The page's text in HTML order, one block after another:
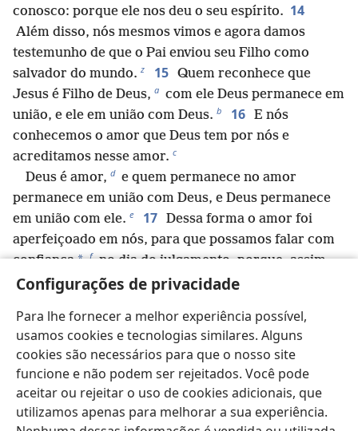
Configurações de privacidade
Para lhe fornecer a melhor experiência possível,
usamos cookies e tecnologias similares. Alguns
cookies são necessários para que o nosso site
funcione e não podem ser rejeitados. Você pode
aceitar ou rejeitar o uso de cookies adicionais, que
utilizamos apenas para melhorar a sua experiência.
conosco: porque ele nos deu o seu espírito. 14
Além disso, nós mesmos vimos e agora damos
testemunho de que o Pai enviou seu Filho como
salvador do mundo. z 15 Quem reconhece que
Jesus é Filho de Deus, a com ele Deus permanece em
união, e ele em união com Deus. b 16 E nós
conhecemos o amor que Deus tem por nós e
acreditamos nesse amor. c
Deus é amor, d e quem permanece no amor
permanece em união com Deus, e Deus permanece
em união com ele. e 17 Dessa forma o amor foi
aperfeiçoado em nós, para que possamos falar com
confiança * f no dia do julgamento, porque, assim
como ele *é, assim também nós somos neste mundo.
expulsa * o medo, porque o medo nos restringe.
Realmente, quem tem medo não foi aperfeiçoado no
amor. h 19 Nós amamos porque ele nos amou
primeiro.
i
20
Se alguém diz: “Eu amo a Deus”, e ainda assim
odeia o seu irmão, é mentiroso. Pois quem não ama